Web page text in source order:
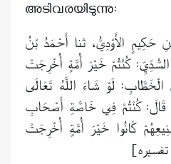
അടിവരയിടുന്നു:
حَكِيمٍ الأَوْدِيُّ، ثنا أَحْمَدُ بْنُ
كُنْتُمْ خَيْرَ أُمَّةٍ أُخْرِجَتْ
الْخَطَّابِ: لَوْ شَاءَ اللَّهُ تَعَالَى
قَالَ: كُنْتُمْ فِي خَاصَّةِ أَصْحَابِ
كَانُوا خَيْرَ أُمَّةٍ أُخْرِجَتْ